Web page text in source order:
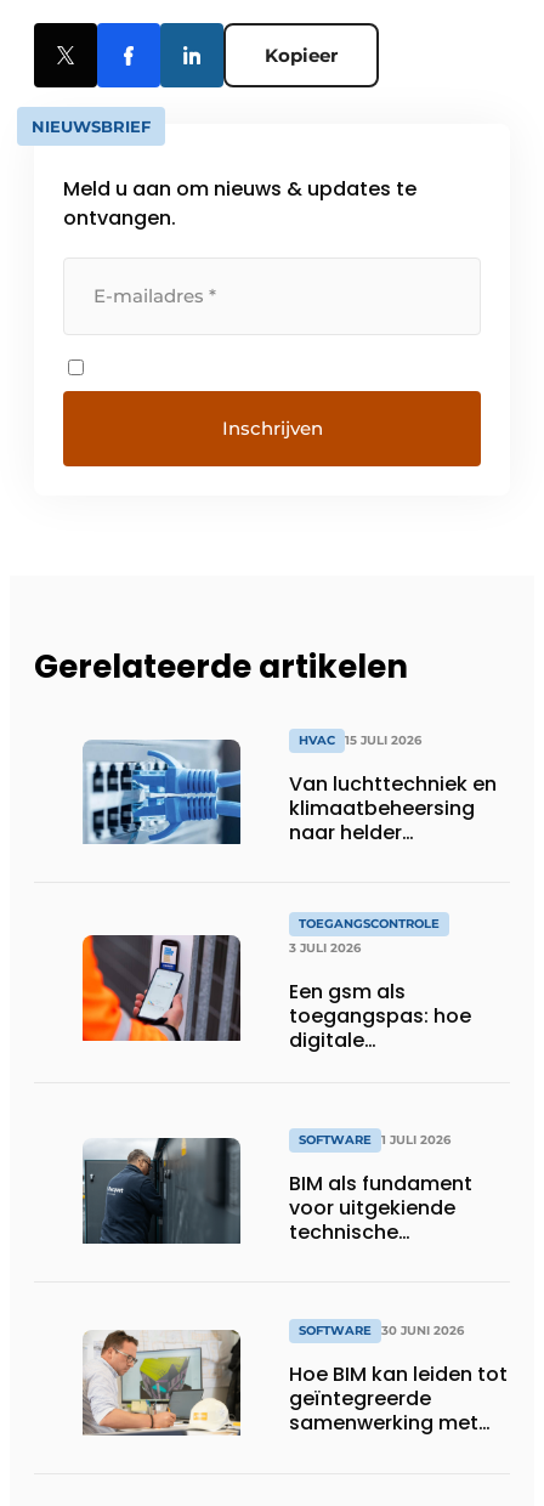
Kopieer
NIEUWSBRIEF
Meld u aan om nieuws & updates te
ontvangen.
Gerelateerde artikelen
HVAC 15 JULI 2026
Van luchttechniek en
klimaatbeheersing
naar helder
TOEGANGSCONTROLE
3 JULI 2026
Een gsm als
toegangspas: hoe
digitale
SOFTWARE 1 JULI 2026
BIM als fundament
voor uitgekiende
technische
SOFTWARE 30 JUNI 2026
Hoe BIM kan leiden tot
geïntegreerde
samenwerking met